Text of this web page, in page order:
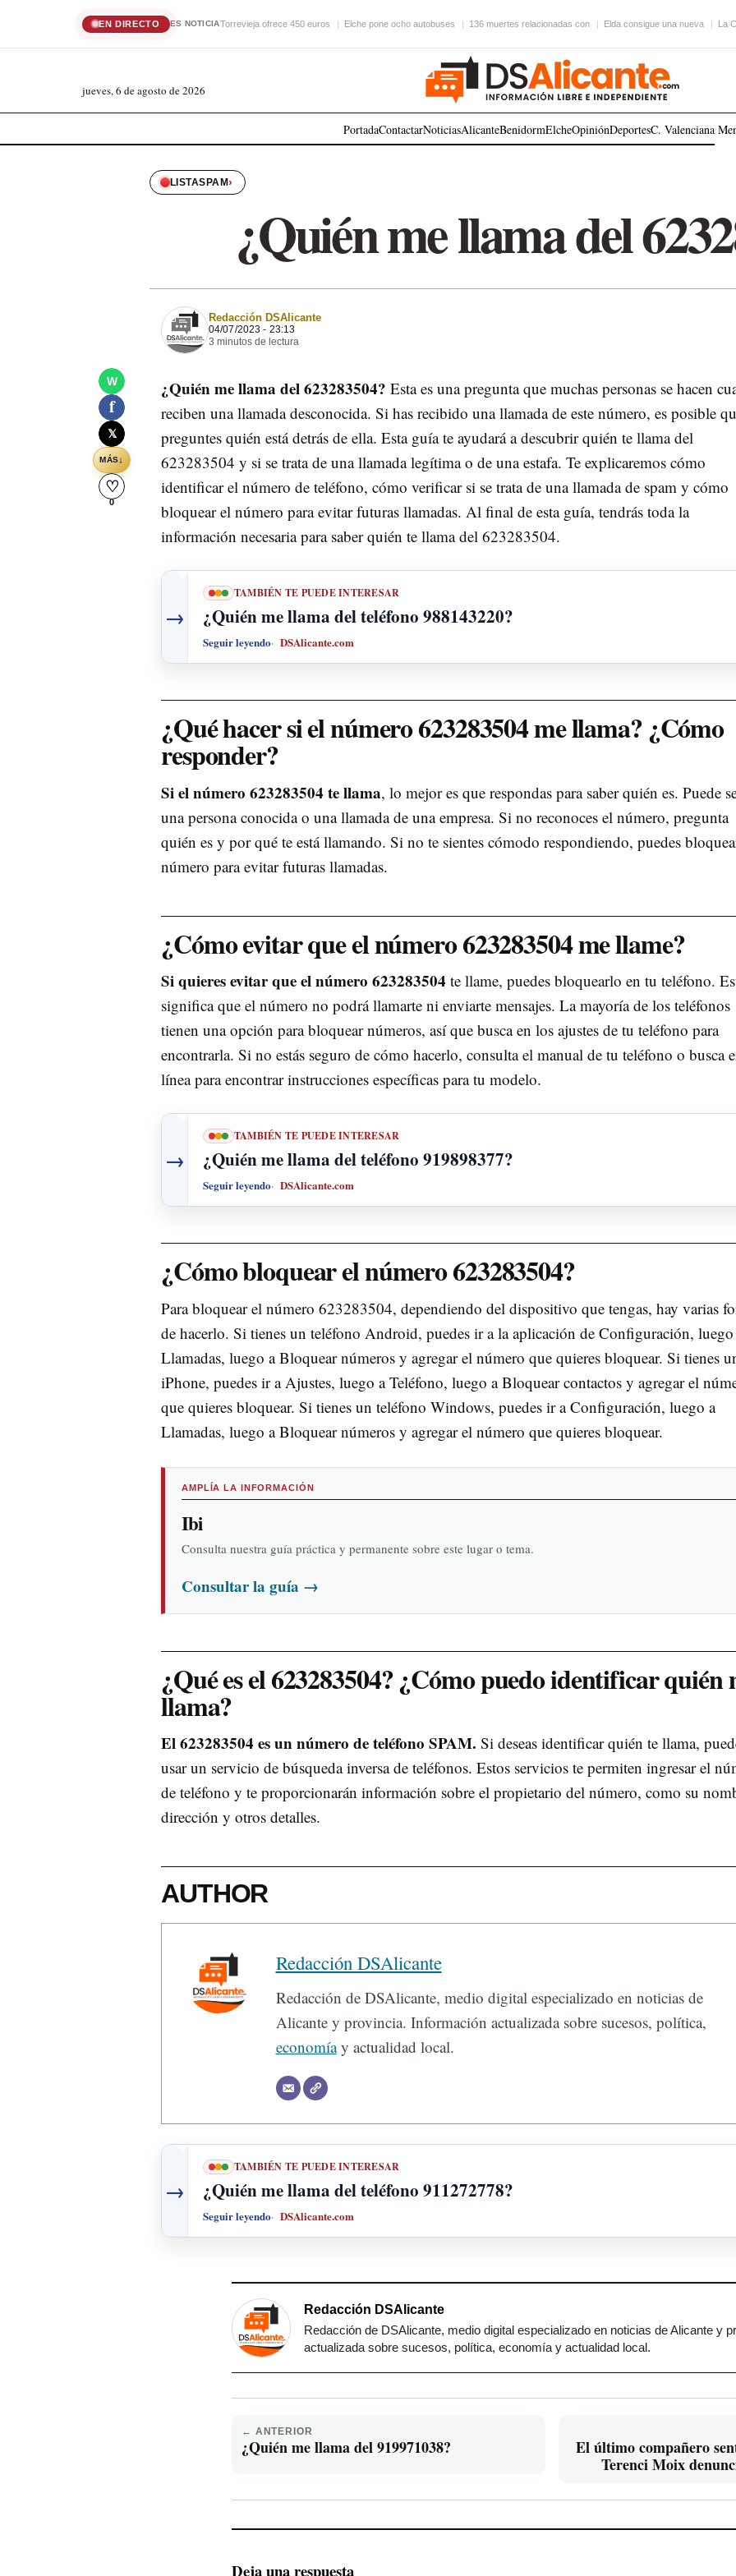
EN DIRECTO ES NOTICIATorrevieja ofrece 450 euros Elche pone ocho autobuses 136 muertes relacionadas con Elda consigue una nueva La
jueves, 6 de agosto de 2026
PortadaContactarNoticiasAlicanteBenidormElcheOpiniónDeportesC. Valenciana
LISTASPAM›
¿Quién me llama del
W
f
𝕏
MÁS↓
♡
0
Redacción DSAlicante
04/07/2023 - 23:13
3 minutos de lectura
¿Quién me llama del 623283504? Esta es una pregunta que muchas personas se hacen
reciben una llamada desconocida. Si has recibido una llamada de este número, es posible
preguntes quién está detrás de ella. Esta guía te ayudará a descubrir quién te llama del
623283504 y si se trata de una llamada legítima o de una estafa. Te explicaremos cómo
identificar el número de teléfono, cómo verificar si se trata de una llamada de spam y cómo
bloquear el número para evitar futuras llamadas. Al final de esta guía, tendrás toda la
información necesaria para saber quién te llama del 623283504.
→
TAMBIÉN TE PUEDE INTERESAR
¿Quién me llama del teléfono 988143220?
Seguir leyendo DSAlicante.com
¿Qué hacer si el número 623283504 me llama? ¿Cómo
responder?
Si el número 623283504 te llama, lo mejor es que respondas para saber quién es. Puede
una persona conocida o una llamada de una empresa. Si no reconoces el número, pregunta
quién es y por qué te está llamando. Si no te sientes cómodo respondiendo, puedes
número para evitar futuras llamadas.
¿Cómo evitar que el número 623283504 me llame?
Si quieres evitar que el número 623283504 te llame, puedes bloquearlo en tu teléfono.
significa que el número no podrá llamarte ni enviarte mensajes. La mayoría de los teléfonos
tienen una opción para bloquear números, así que busca en los ajustes de tu teléfono para
encontrarla. Si no estás seguro de cómo hacerlo, consulta el manual de tu teléfono o busca
línea para encontrar instrucciones específicas para tu modelo.
→
TAMBIÉN TE PUEDE INTERESAR
¿Quién me llama del teléfono 919898377?
Seguir leyendo DSAlicante.com
¿Cómo bloquear el número 623283504?
Para bloquear el número 623283504, dependiendo del dispositivo que tengas, hay varias
de hacerlo. Si tienes un teléfono Android, puedes ir a la aplicación de Configuración, luego
Llamadas, luego a Bloquear números y agregar el número que quieres bloquear. Si tienes
iPhone, puedes ir a Ajustes, luego a Teléfono, luego a Bloquear contactos y agregar el
que quieres bloquear. Si tienes un teléfono Windows, puedes ir a Configuración, luego a
Llamadas, luego a Bloquear números y agregar el número que quieres bloquear.
AMPLÍA LA INFORMACIÓN
Ibi
Consulta nuestra guía práctica y permanente sobre este lugar o tema.
Consultar la guía →
¿Qué es el 623283504? ¿Cómo puedo identificar quién
llama?
El 623283504 es un número de teléfono SPAM. Si deseas identificar quién te llama,
usar un servicio de búsqueda inversa de teléfonos. Estos servicios te permiten ingresar el
de teléfono y te proporcionarán información sobre el propietario del número, como su
dirección y otros detalles.
AUTHOR
Redacción DSAlicante
Redacción de DSAlicante, medio digital especializado en noticias de
Alicante y provincia. Información actualizada sobre sucesos, política,
economíay actualidad local.
→
TAMBIÉN TE PUEDE INTERESAR
¿Quién me llama del teléfono 911272778?
Seguir leyendo DSAlicante.com
Redacción DSAlicante
Redacción de DSAlicante, medio digital especializado en noticias de Alicante y
actualizada sobre sucesos, política, economía y actualidad local.
← ANTERIOR
¿Quién me llama del 919971038?
El último compañero
Terenci Moix
Deja una respuesta